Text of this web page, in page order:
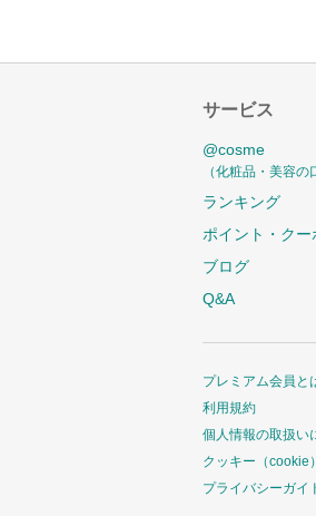
サービス
@cosme
（化粧品・美容の
ランキング
ポイント・クー
ブログ
Q&A
プレミアム会員と
利用規約
個人情報の取扱い
クッキー（cookie
プライバシーガイ